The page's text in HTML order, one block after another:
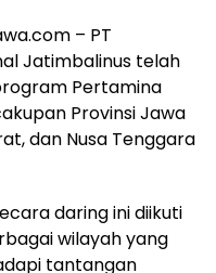
– PT
Jatimbalinus telah
Pertamina
Provinsi Jawa
dan Nusa Tenggara
daring ini diikuti
wilayah yang
tantangan